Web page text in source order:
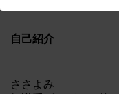
自己紹介
ささよみ